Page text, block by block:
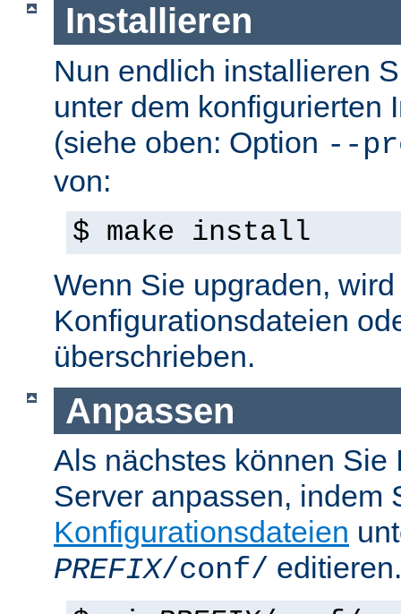
Installieren
Nun endlich installieren
unter dem konfigurierten
(siehe oben: Option --
von:
$ make install
Wenn Sie upgraden,
Konfigurationsdateien
überschrieben.
Anpassen
Als nächstes können Sie
Server anpassen, indem
Konfigurationsdateien
PREFIX/conf/ editieren.